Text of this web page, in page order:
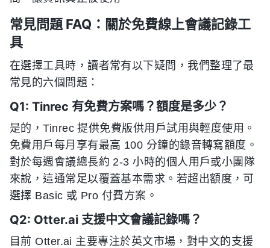
常見問題 FAQ：關於免費線上會議記錄工
具
在選擇工具時，讀者常有以下疑問，我們整理了最
常見的六個問題：
Q1: Tinrec 有免費方案嗎？額度是多少？
是的，Tinrec 提供免費版供用戶試用與輕度使用。
免費用戶每月享有最高 100 分鐘的錄音轉寫額度。
對於每週會議總長約 2-3 小時的個人用戶或小團隊
來說，這通常足以覆蓋基本需求。若超出額度，可
選擇 Basic 或 Pro 付費方案。
Q2: Otter.ai 支援中文會議記錄嗎？
目前 Otter.ai 主要專注於英文市場，對中文的支援